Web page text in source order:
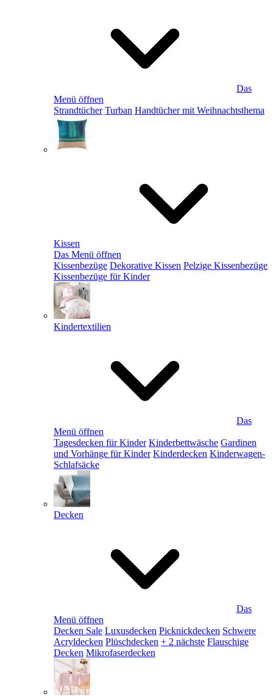
Das
Menü öffnen
Strandtücher Turban Handtücher mit Weihnachtsthema
Kissen
Das Menü öffnen
Kissenbezüge Dekorative Kissen Pelzige Kissenbezüge
Kissenbezüge für Kinder
Kindertextilien
Das
Menü öffnen
Tagesdecken für Kinder Kinderbettwäsche Gardinen
und Vorhänge für Kinder Kinderdecken Kinderwagen-
Schlafsäcke
Decken
Das
Menü öffnen
Decken Sale Luxusdecken Picknickdecken Schwere
Acryldecken Plüschdecken + 2 nächste Flauschige
Decken Mikrofaserdecken